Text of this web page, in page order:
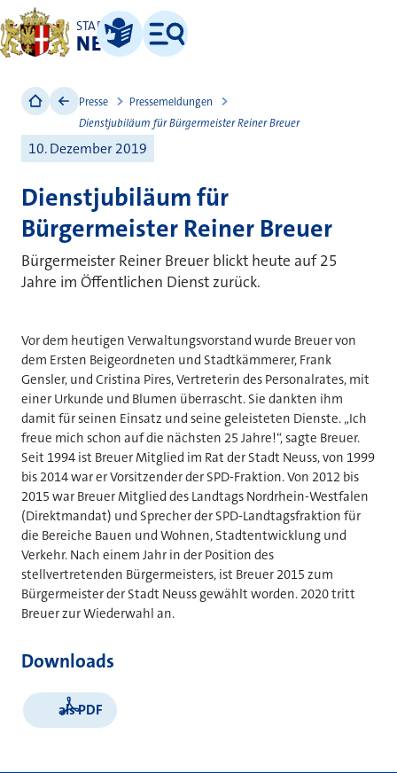
STADT
NEUSS
Leichte Sprache
Menü
Presse
Pressemeldungen
Dienstjubiläum für Bürgermeister Reiner Breuer
10. Dezember 2019
Dienstjubiläum für
Bürgermeister Reiner Breuer
Bürgermeister Reiner Breuer blickt heute auf 25
Jahre im Öffentlichen Dienst zurück.
Vor dem heutigen Verwaltungsvorstand wurde Breuer von
dem Ersten Beigeordneten und Stadtkämmerer, Frank
Gensler, und Cristina Pires, Vertreterin des Personalrates, mit
einer Urkunde und Blumen überrascht. Sie dankten ihm
damit für seinen Einsatz und seine geleisteten Dienste. „Ich
freue mich schon auf die nächsten 25 Jahre!“, sagte Breuer.
Seit 1994 ist Breuer Mitglied im Rat der Stadt Neuss, von 1999
bis 2014 war er Vorsitzender der SPD-Fraktion. Von 2012 bis
2015 war Breuer Mitglied des Landtags Nordrhein-Westfalen
(Direktmandat) und Sprecher der SPD-Landtagsfraktion für
die Bereiche Bauen und Wohnen, Stadtentwicklung und
Verkehr. Nach einem Jahr in der Position des
stellvertretenden Bürgermeisters, ist Breuer 2015 zum
Bürgermeister der Stadt Neuss gewählt worden. 2020 tritt
Breuer zur Wiederwahl an.
Downloads
als PDF